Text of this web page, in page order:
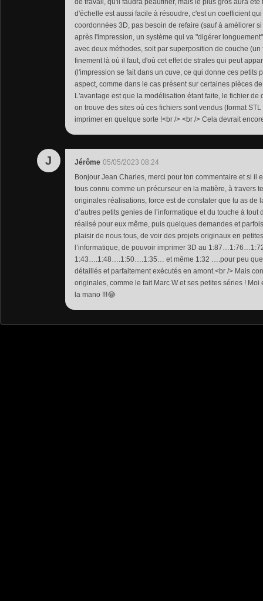
de travail, qu'il faudra peaufiner, mais le plus gros aura été
d'échelle est aussi facile à résoudre, c'est un coefficient
coordonnées 3D, pas besoin de refaire (sauf à améliorer
après l'impression, un système qui va "digérer
avec deux méthodes, soit par superposition de couche
finement là où il faut, d'où cet effet de strates qui peut
(l'impression se fait dans un cuve, ce qui donne ces petits
aspect, comme dans le cas présent sur certaines pièces
L'avantage est que la modélisation étant faite, le fichier de
on trouve des sites où ces fichiers sont vendus (format
imprimer en quelque sorte !<br /> <br /> Cela devrait
J Jérôme 05/05/2023 08:24
Bonjour Jean Charles, merci pour ton commentaire et si il
tous connu comme un précurseur en la matière, à travers
originales réalisations, force est de constater que tu as de
d’autres petits genies de l’informatique et du touche à tout
réalisé pour eux même, puis quelques demandes et
plaisir de nous tous, de voir des projets originaux en
l’informatique, de pouvoir imprimer 3D au
1:43….1:48….1:50….1:35… et même 1:32 ….pour peu que
détaillés et parfaitement exécutés en amont.<br /> Mais
originales, comme le fait Marc W et ses petites séries !
la mano !!!😂